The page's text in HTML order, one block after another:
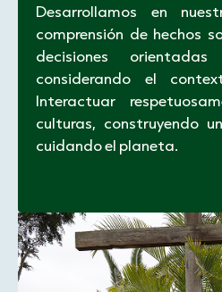
Desarrollamos en
comprensión de hechos
decisiones
considerando el
Interactuar
culturas, construyendo
cuidando el planeta.